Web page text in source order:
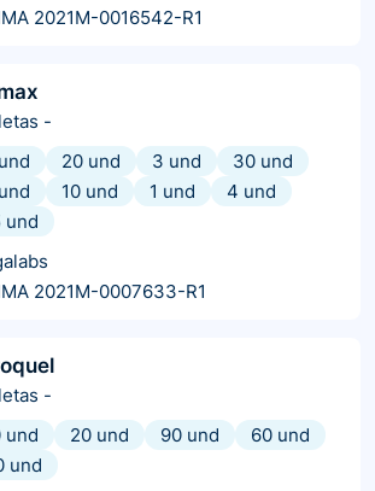
2021M-0016542-R1
-
20 und 3 und
30 und
10 und 1 und
4 und
und
2021M-0007633-R1
-
und
20 und 90 und
60 und
und